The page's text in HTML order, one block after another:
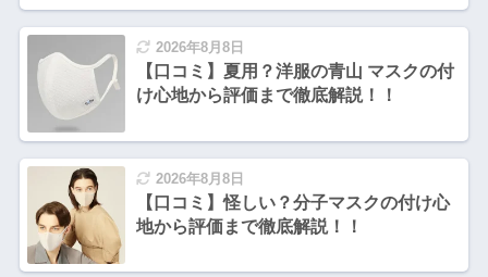
2026年8月8日
【口コミ】夏用？洋服の青山 マスクの付
け心地から評価まで徹底解説！！
2026年8月8日
【口コミ】怪しい？分子マスクの付け心
地から評価まで徹底解説！！